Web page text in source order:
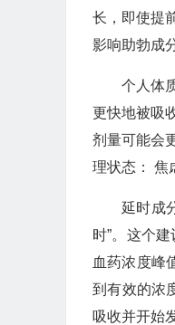
长，即使提
影响助勃成
个人体
更快地被吸
剂量可能会
理状态： 焦
延时成
时”。这个
血药浓度峰
到有效的浓
吸收并开始